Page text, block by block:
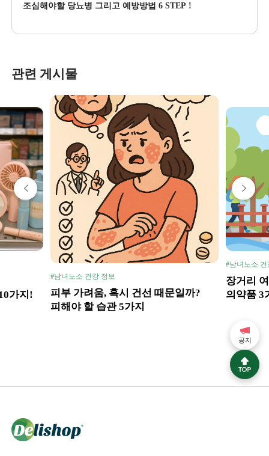
조심해야할 당뇨병 그리고 예방방법 6 STEP !
관련 게시물
가지!
#남녀노소 건강 정보
피부 가려움, 혹시 건선 때문일까?
피해야 할 습관 5가지
#남녀노소
장거리
의약품 3
공지